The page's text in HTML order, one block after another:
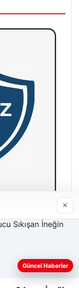
×
Güncel Haberler